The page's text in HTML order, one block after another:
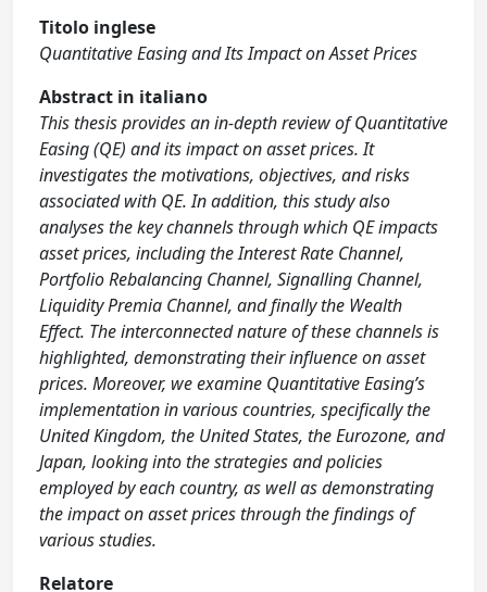
Titolo inglese
Quantitative Easing and Its Impact on Asset Prices
Abstract in italiano
This thesis provides an in-depth review of Quantitative
Easing (QE) and its impact on asset prices. It
investigates the motivations, objectives, and risks
associated with QE. In addition, this study also
analyses the key channels through which QE impacts
asset prices, including the Interest Rate Channel,
Portfolio Rebalancing Channel, Signalling Channel,
Liquidity Premia Channel, and finally the Wealth
Effect. The interconnected nature of these channels is
highlighted, demonstrating their influence on asset
prices. Moreover, we examine Quantitative Easing’s
implementation in various countries, specifically the
United Kingdom, the United States, the Eurozone, and
Japan, looking into the strategies and policies
employed by each country, as well as demonstrating
the impact on asset prices through the findings of
various studies.
Relatore